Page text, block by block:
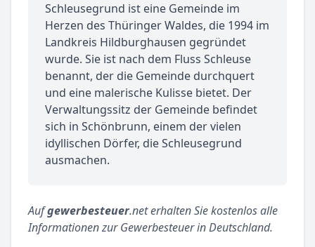
Schleusegrund ist eine Gemeinde im
Herzen des Thüringer Waldes, die 1994 im
Landkreis Hildburghausen gegründet
wurde. Sie ist nach dem Fluss Schleuse
benannt, der die Gemeinde durchquert
und eine malerische Kulisse bietet. Der
Verwaltungssitz der Gemeinde befindet
sich in Schönbrunn, einem der vielen
idyllischen Dörfer, die Schleusegrund
ausmachen.
Aufgewerbesteuer.net erhalten Sie kostenlos alle
Informationen zur Gewerbesteuer in Deutschland.